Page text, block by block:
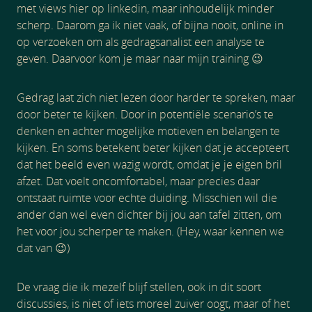
met views hier op linkedin, maar inhoudelijk minder
scherp. Daarom ga ik niet vaak, of bijna nooit, online in
op verzoeken om als gedragsanalist een analyse te
geven. Daarvoor kom je maar naar mijn training 😉
Gedrag laat zich niet lezen door harder te spreken, maar
door beter te kijken. Door in potentiële scenario’s te
denken en achter mogelijke motieven en belangen te
kijken. En soms betekent beter kijken dat je accepteert
dat het beeld even wazig wordt, omdat je je eigen bril
afzet. Dat voelt oncomfortabel, maar precies daar
ontstaat ruimte voor echte duiding. Misschien wil die
ander dan wel even dichter bij jou aan tafel zitten, om
het voor jou scherper te maken. (Hey, waar kennen we
dat van 😉)
De vraag die ik mezelf blijf stellen, ook in dit soort
discussies, is niet of iets moreel zuiver oogt, maar of het